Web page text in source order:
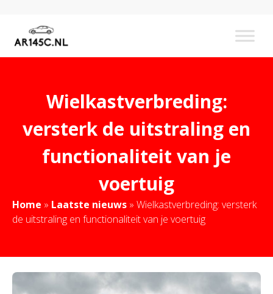
Wielkastverbreding:
versterk de uitstraling en
functionaliteit van je
voertuig
Home » Laatste nieuws » Wielkastverbreding: versterk
de uitstraling en functionaliteit van je voertuig